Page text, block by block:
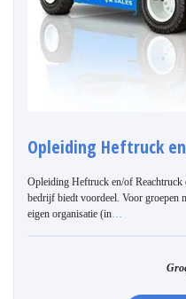
Opleiding Heftruck
Opleiding Heftruck en/of
bedrijf biedt voordeel. Voor groepen
eigen organisatie (in…